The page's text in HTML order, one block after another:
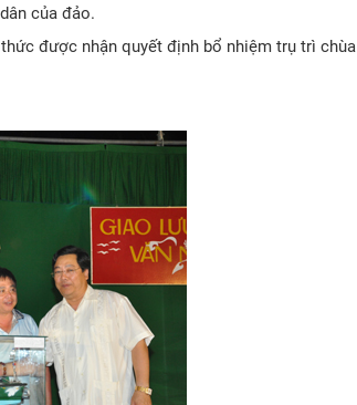
của đảo.
được nhận quyết định bổ nhiệm trụ trì chùa